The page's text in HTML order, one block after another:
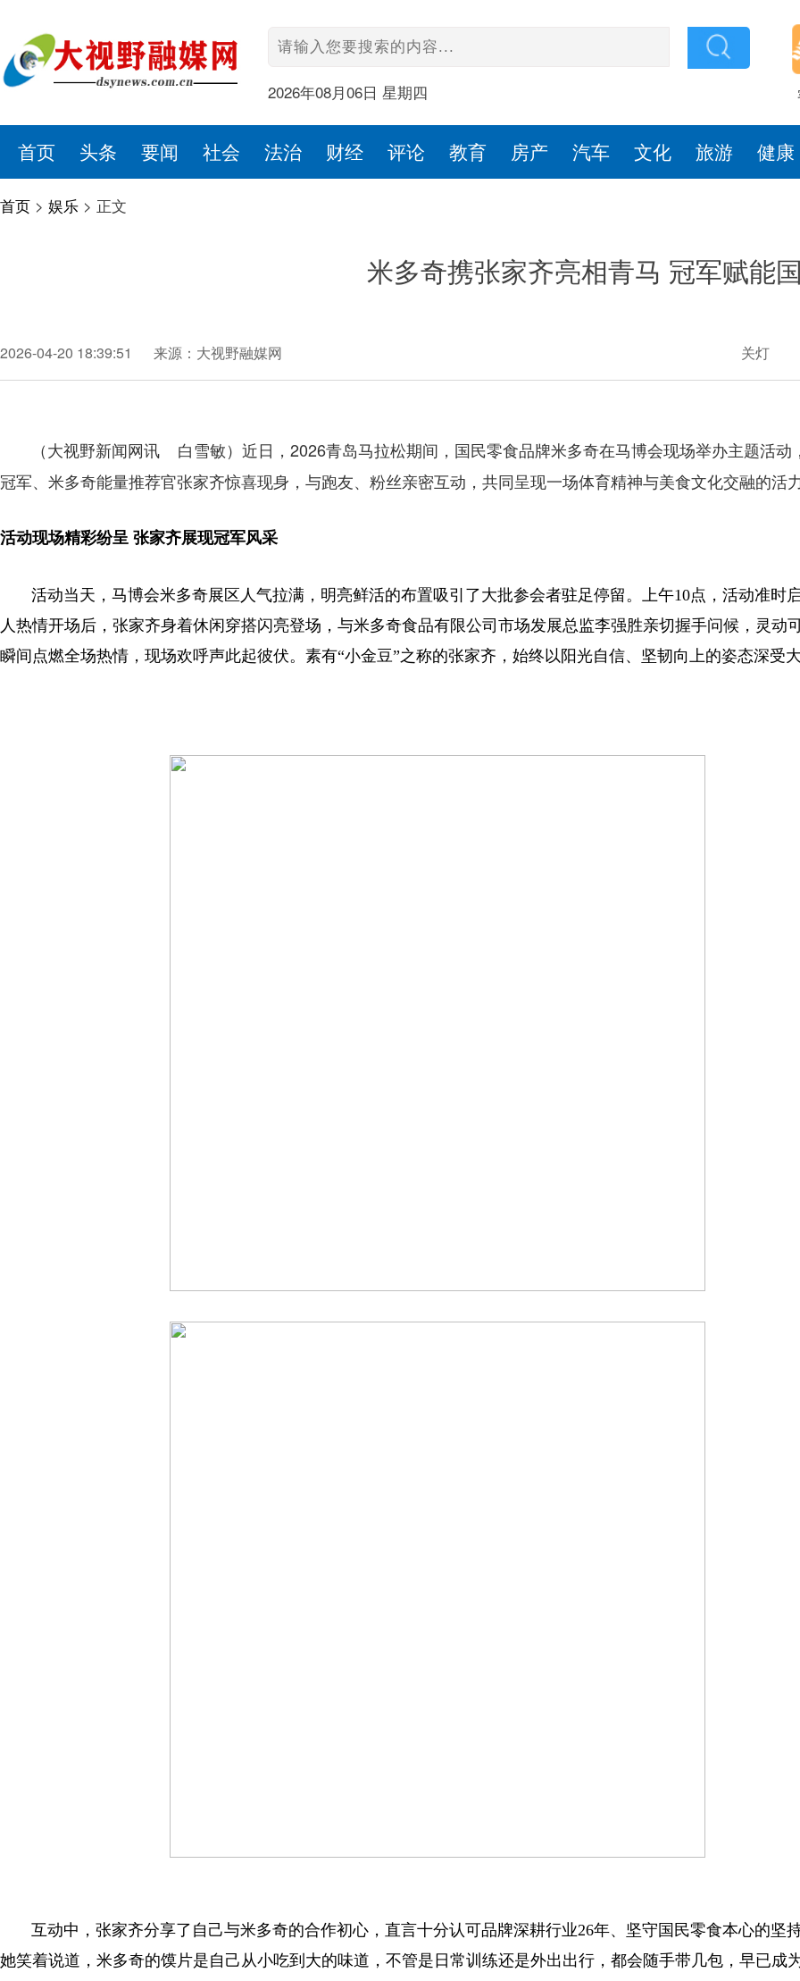
2026年08月06日 星期四
首页 头条 要闻 社会 法治 财经 评论 教育 房产 汽车 文化 旅游 健康
首页 > 娱乐 > 正文
米多奇携张家齐亮相青马 冠军赋能
2026-04-20 18:39:51 来源：大视野融媒网 关灯
（大视野新闻网讯 白雪敏） 近日，2026青岛马拉松期间，国民零食品牌米多奇在马博会现场举办主题活动
冠军、米多奇能量推荐官张家齐惊喜现身，与跑友、粉丝亲密互动，共同呈现一场体育精神与美食文化交融的活力
活动现场精彩纷呈 张家齐展现冠军风采
活动当天，马博会米多奇展区人气拉满，明亮鲜活的布置吸引了大批参会者驻足停留。上午10点，活动准时
人热情开场后，张家齐身着休闲穿搭闪亮登场，与米多奇食品有限公司市场发展总监李强胜亲切握手问候，灵动
瞬间点燃全场热情，现场欢呼声此起彼伏。素有“小金豆”之称的张家齐，始终以阳光自信、坚韧向上的姿态深受大
互动中，张家齐分享了自己与米多奇的合作初心，直言十分认可品牌深耕行业26年、坚守国民零食本心的坚持
她笑着说道，米多奇的馍片是自己从小吃到大的味道，不管是日常训练还是外出出行，都会随手带几包，早已成